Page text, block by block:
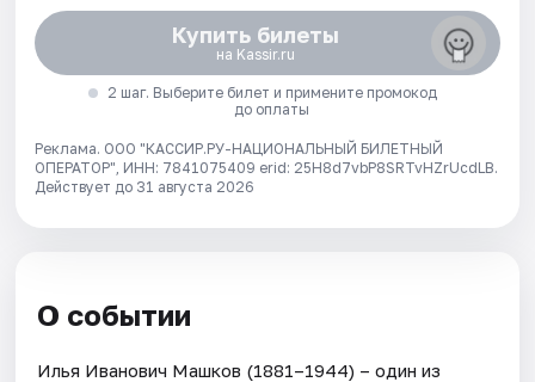
Купить билеты
на Kassir.ru
2 шаг. Выберите билет и примените промокод
до оплаты
Реклама. ООО "КАССИР.РУ-НАЦИОНАЛЬНЫЙ БИЛЕТНЫЙ
ОПЕРАТОР", ИНН: 7841075409 erid: 25H8d7vbP8SRTvHZrUcdLB.
Действует до 31 августа 2026
О событии
Илья Иванович Машков (1881–1944) – один из